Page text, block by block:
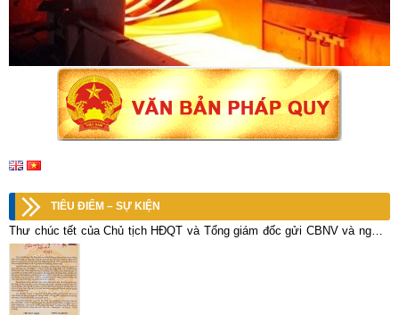
TIÊU ĐIỂM – SỰ KIỆN
Thư chúc tết của Chủ tịch HĐQT và Tổng giám đốc gửi CBNV và người
lao động Vimico.